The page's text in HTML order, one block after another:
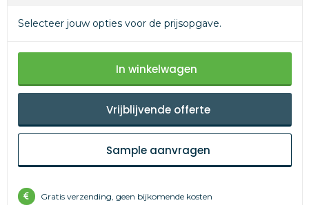
Selecteer jouw opties voor de prijsopgave.
In winkelwagen
Vrijblijvende offerte
Sample aanvragen
Gratis verzending, geen bijkomende kosten